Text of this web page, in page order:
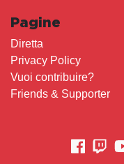
Pagine
Diretta
Privacy Policy
Vuoi contribuire?
Friends & Supporter